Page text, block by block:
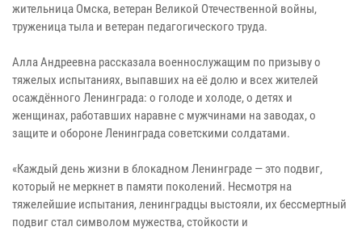
жительница Омска, ветеран Великой Отечественной войны,
труженица тыла и ветеран педагогического труда.
Алла Андреевна рассказала военнослужащим по призыву о
тяжелых испытаниях, выпавших на её долю и всех жителей
осаждённого Ленинграда: о голоде и холоде, о детях и
женщинах, работавших наравне с мужчинами на заводах, о
защите и обороне Ленинграда советскими солдатами.
«Каждый день жизни в блокадном Ленинграде — это подвиг,
который не меркнет в памяти поколений. Несмотря на
тяжелейшие испытания, ленинградцы выстояли, их бессмертный
подвиг стал символом мужества, стойкости и